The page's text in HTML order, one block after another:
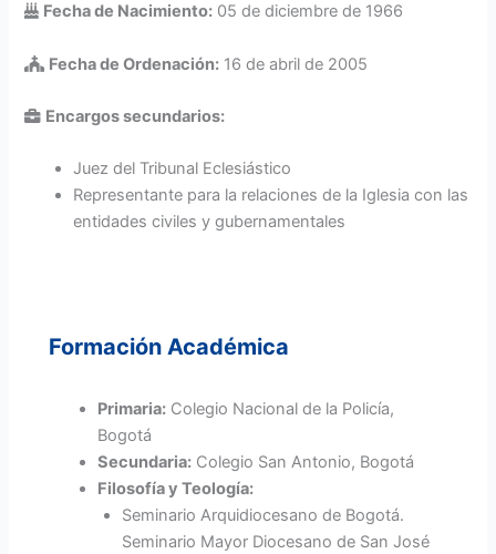
Fecha de Nacimiento: 05 de diciembre de 1966
Fecha de Ordenación: 16 de abril de 2005
Encargos secundarios:
Juez del Tribunal Eclesiástico
Representante para la relaciones de la Iglesia con las
entidades civiles y gubernamentales
Formación Académica
Primaria: Colegio Nacional de la Policía,
Bogotá
Secundaria: Colegio San Antonio, Bogotá
Filosofía y Teología:
Seminario Arquidiocesano de Bogotá.
Seminario Mayor Diocesano de San José